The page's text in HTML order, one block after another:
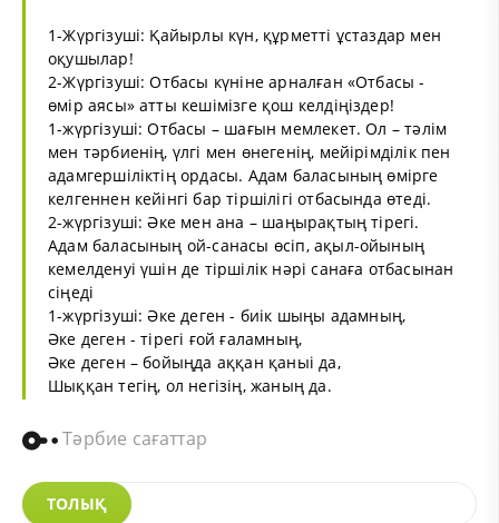
1-Жүргізуші: Қайырлы күн, құрметті ұстаздар мен
оқушылар!
2-Жүргізуші: Отбасы күніне арналған «Отбасы -
өмір аясы» атты кешімізге қош келдіңіздер!
1-жүргізуші: Отбасы – шағын мемлекет. Ол – тәлім
мен тәрбиенің, үлгі мен өнегенің, мейірімділік пен
адамгершіліктің ордасы. Адам баласының өмірге
келгеннен кейінгі бар тіршілігі отбасында өтеді.
2-жүргізуші: Әке мен ана – шаңырақтың тірегі.
Адам баласының ой-санасы өсіп, ақыл-ойының
кемелденуі үшін де тіршілік нәрі санаға отбасынан
сіңеді
1-жүргізуші: Әке деген - биік шыңы адамның,
Әке деген - тірегі ғой ғаламның,
Әке деген – бойыңда аққан қаныі да,
Шыққан тегің, ол негізің, жаның да.
Тәрбие сағаттар
ТОЛЫҚ